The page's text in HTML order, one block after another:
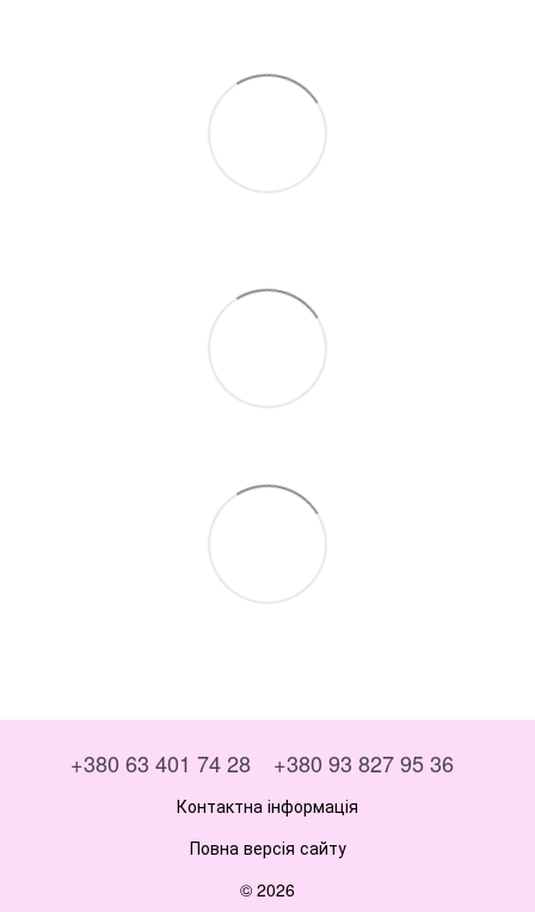
+380 63 401 74 28 +380 93 827 95 36
Контактна інформація
Повна версія сайту
© 2026